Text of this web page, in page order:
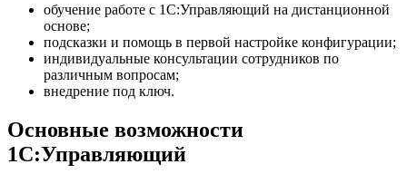
обучение работе с 1С:Управляющий на дистанционной
основе;
подсказки и помощь в первой настройке конфигурации;
индивидуальные консультации сотрудников по
различным вопросам;
внедрение под ключ.
Основные возможности
1С:Управляющий